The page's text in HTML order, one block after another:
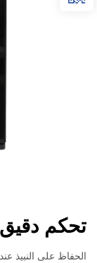
تحكم
الحفاظ على النبيذ